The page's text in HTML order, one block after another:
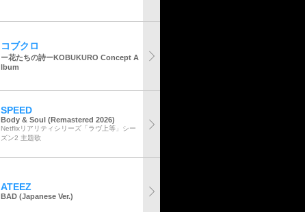
コブクロ
ー花たちの詩ーKOBUKURO Concept A
lbum
SPEED
Body & Soul (Remastered 2026)
Netflixリアリティシリーズ「ラヴ上等」シー
ズン2 主題歌
ATEEZ
BAD (Japanese Ver.)